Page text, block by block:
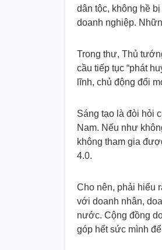
dân tộc, không hề
doanh nghiệp.
Trong thư, Thủ
cầu tiếp tục “phát
lĩnh, chủ động đổi
Sáng tạo là đòi hỏi
Nam. Nếu như
không tham gia
4.0.
Cho nên, phải hiểu
với doanh nhân,
nước. Cộng đồng
góp hết sức mình